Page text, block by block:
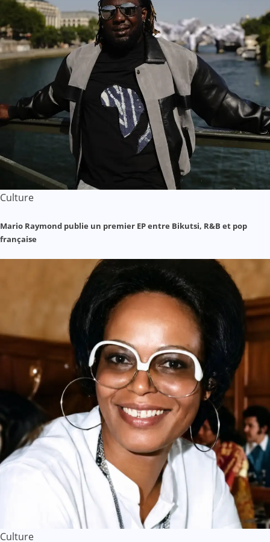
Culture
Mario Raymond publie un premier EP entre Bikutsi, R&B et pop
française
Culture